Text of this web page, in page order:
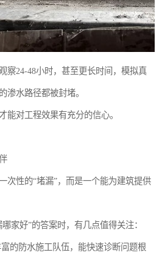
察24-48小时，甚至更长时间，模拟真
渗水路径都被封堵。
能对工程效果有充分的信心。
次性的“堵漏”，而是一个能为建筑提供
家好”的答案时，有几点值得关注：
的防水施工队伍，能快速诊断问题根